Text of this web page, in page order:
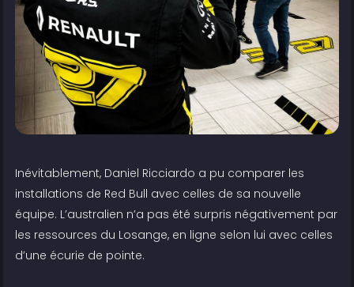
Inévitablement, Daniel Ricciardo a pu comparer les
installations de Red Bull avec celles de sa nouvelle
équipe. L’australien n’a pas été surpris négativement par
les ressources du Losange, en ligne selon lui avec celles
d’une écurie de pointe.